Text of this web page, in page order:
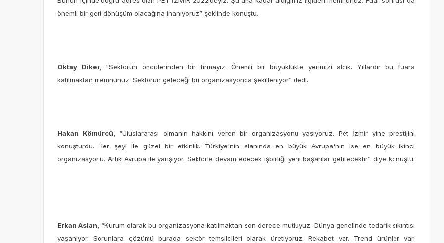
önemli bir geri dönüşüm olacağına inanıyoruz” şeklinde konuştu.
Oktay Diker,
“Sektörün öncülerinden bir firmayız. Önemli bir büyüklükte yerimizi aldık. Yıllardır bu fuara
katılmaktan memnunuz. Sektörün geleceği bu organizasyonda şekilleniyor” dedi.
Hakan Kömürcü,
“Uluslararası olmanın hakkını veren bir organizasyonu yaşıyoruz. Pet İzmir yine prestijini
konuşturdu. Her şeyi ile güzel bir etkinlik. Türkiye'nin alanında en büyük Avrupa'nın ise en büyük ikinci
organizasyonu. Artık Avrupa ile yarışıyor. Sektörle devam edecek işbirliği yeni başarılar getirecektir” diye konuştu.
Erkan Aslan,
“Kurum olarak bu organizasyona katılmaktan son derece mutluyuz. Dünya genelinde tedarik sıkıntısı
yaşanıyor. Sorunlara çözümü burada sektör temsilcileri olarak üretiyoruz. Rekabet var. Trend ürünler var.